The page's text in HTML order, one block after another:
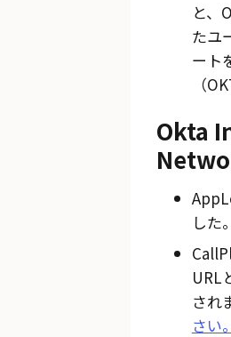
と、
たユ
ート
（
Okta
した
URL
され
さい